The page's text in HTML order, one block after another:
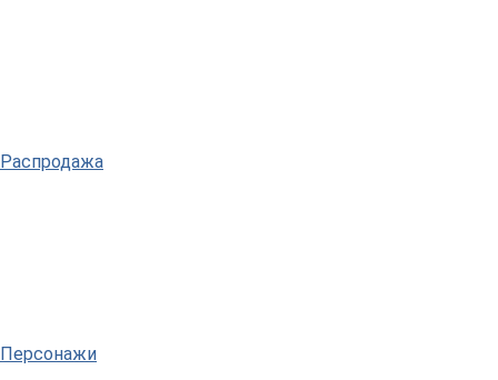
Распродажа
Персонажи